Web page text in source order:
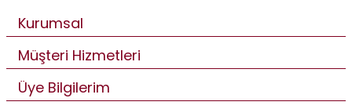
Kurumsal
Müşteri Hizmetleri
Üye Bilgilerim